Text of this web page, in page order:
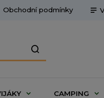
Obchodní podmínky
CAMPING